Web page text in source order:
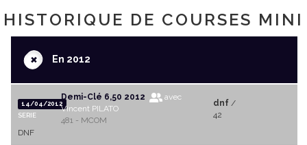
HISTORIQUE DE COURSES MINI
+En 2012
14/04/2012
SERIE
Demi-Clé 6,50 2012
avec
Vincent PILATO
481 - MCOM
dnf/
42
DNF